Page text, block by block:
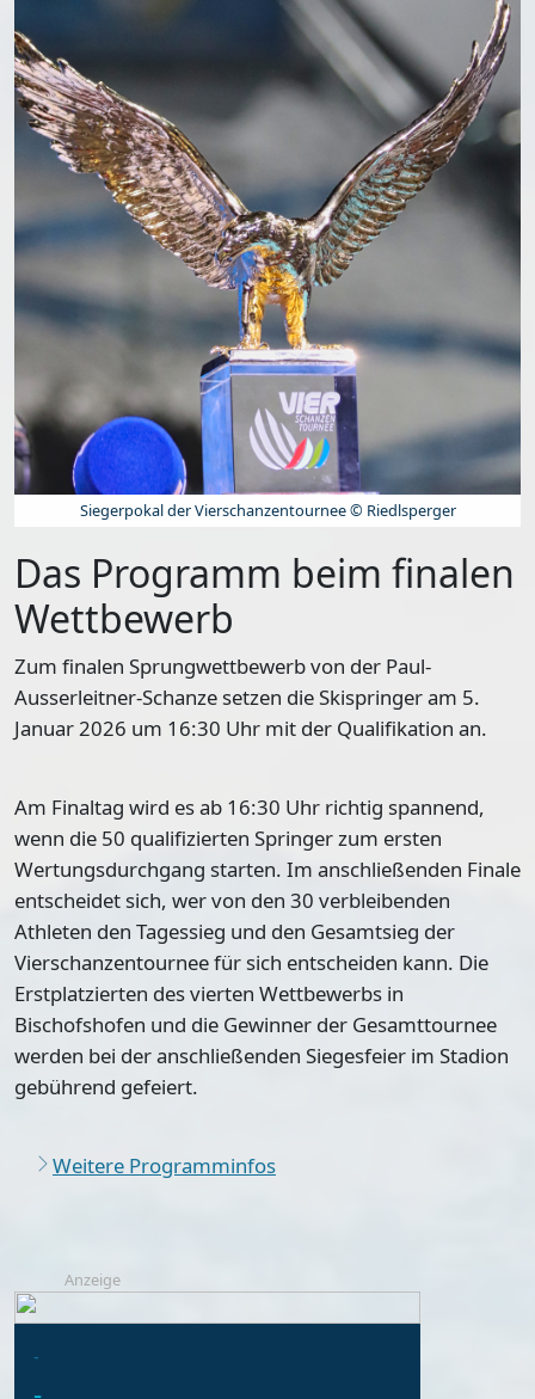
Siegerpokal der Vierschanzentournee © Riedlsperger
Das Programm beim finalen
Wettbewerb
Zum finalen Sprungwettbewerb von der Paul-
Ausserleitner-Schanze setzen die Skispringer am 5.
Januar 2026 um 16:30 Uhr mit der Qualifikation an.
Am Finaltag wird es ab 16:30 Uhr richtig spannend,
wenn die 50 qualifizierten Springer zum ersten
Wertungsdurchgang starten. Im anschließenden Finale
entscheidet sich, wer von den 30 verbleibenden
Athleten den Tagessieg und den Gesamtsieg der
Vierschanzentournee für sich entscheiden kann. Die
Erstplatzierten des vierten Wettbewerbs in
Bischofshofen und die Gewinner der Gesamttournee
werden bei der anschließenden Siegesfeier im Stadion
gebührend gefeiert.
Weitere Programminfos
Anzeige
-